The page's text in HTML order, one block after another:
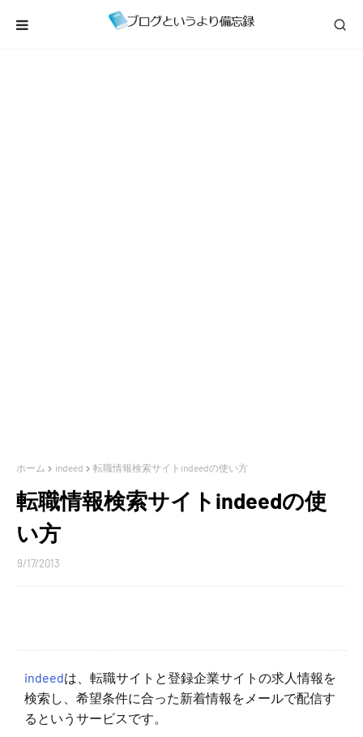
ホーム indeed 転職情報検索サイトindeedの使い方
転職情報検索サイトindeedの使
い方
9/17/2013
indeedは、転職サイトと登録企業サイトの求人情報を
検索し、希望条件に合った新着情報をメールで配信す
るというサービスです。